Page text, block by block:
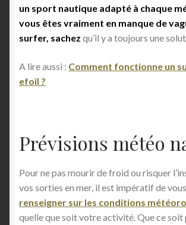
un sport nautique adapté à chaque
vous êtes vraiment en manque de
surfer, sachez qu’il y a toujours une
A lire aussi : Comment fonctionne un
efoil ?
Prévisions météo
Pour ne pas mourir de froid ou risquer
vos sorties en mer, il est impératif de vous
renseigner sur les conditions
quelle que soit votre activité. Que ce soit